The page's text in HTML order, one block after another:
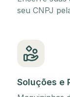
seu CNPJ
Soluções e